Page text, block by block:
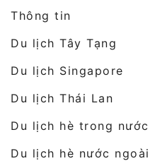
Thông tin
Du lịch Tây Tạng
Du lịch Singapore
Du lịch Thái Lan
Du lịch hè trong nước
Du lịch hè nước ngoài